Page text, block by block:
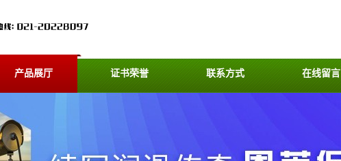
产品展厅 证书荣誉 联系方式 在线留言